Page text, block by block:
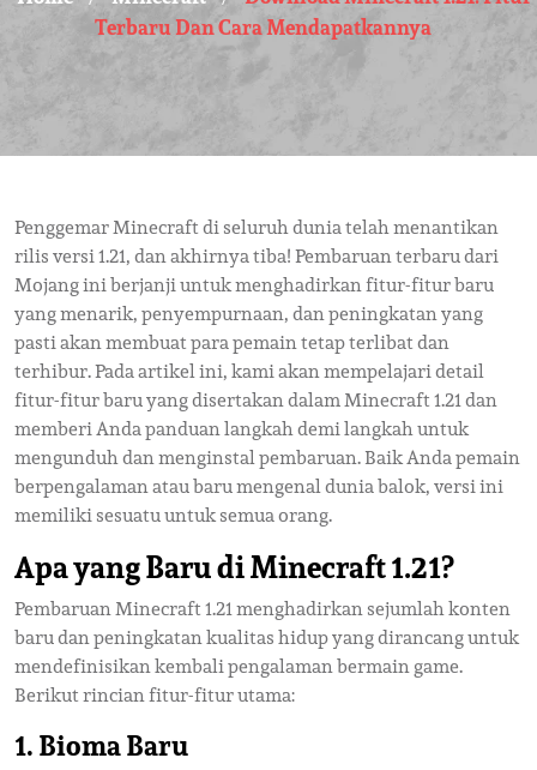
Terbaru Dan Cara Mendapatkannya
Penggemar Minecraft di seluruh dunia telah menantikan
rilis versi 1.21, dan akhirnya tiba! Pembaruan terbaru dari
Mojang ini berjanji untuk menghadirkan fitur-fitur baru
yang menarik, penyempurnaan, dan peningkatan yang
pasti akan membuat para pemain tetap terlibat dan
terhibur. Pada artikel ini, kami akan mempelajari detail
fitur-fitur baru yang disertakan dalam Minecraft 1.21 dan
memberi Anda panduan langkah demi langkah untuk
mengunduh dan menginstal pembaruan. Baik Anda pemain
berpengalaman atau baru mengenal dunia balok, versi ini
memiliki sesuatu untuk semua orang.
Apa yang Baru di Minecraft 1.21?
Pembaruan Minecraft 1.21 menghadirkan sejumlah konten
baru dan peningkatan kualitas hidup yang dirancang untuk
mendefinisikan kembali pengalaman bermain game.
Berikut rincian fitur-fitur utama:
1. Bioma Baru